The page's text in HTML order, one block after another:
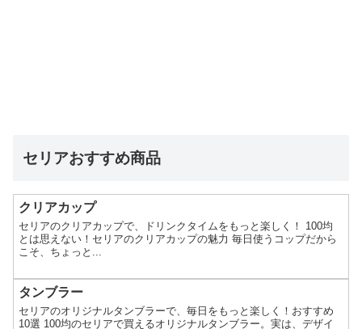
セリアおすすめ商品
クリアカップ
セリアのクリアカップで、ドリンクタイムをもっと楽しく！ 100均
とは思えない！セリアのクリアカップの魅力 毎日使うコップだから
こそ、ちょっと...
タンブラー
セリアのオリジナルタンブラーで、毎日をもっと楽しく！おすすめ
10選 100均のセリアで買えるオリジナルタンブラー。実は、デザイ